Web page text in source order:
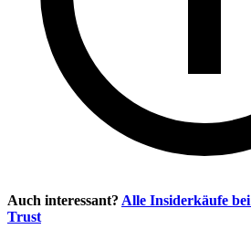
Auch interessant? Alle Insiderkäufe bei
Trust